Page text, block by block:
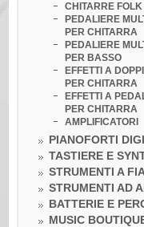
CHITARRE FOLK
PEDALIERE
PER CHITARRA
PEDALIERE
PER BASSO
EFFETTI A
PER CHITARRA
EFFETTI A
PER CHITARRA
AMPLIFICATORI
PIANOFORTI
TASTIERE E
STRUMENTI A
STRUMENTI AD
BATTERIE E
MUSIC